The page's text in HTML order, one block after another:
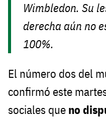
Wimbledon. Su
derecha aún no
100%.
El número dos del
confirmó este
sociales que no